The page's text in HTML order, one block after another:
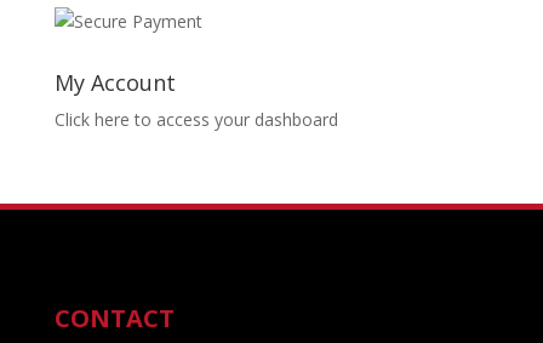
My Account
Click here to access your dashboard
CONTACT